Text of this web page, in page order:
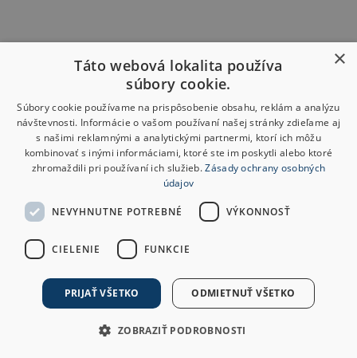
×
Táto webová lokalita používa
súbory cookie.
Súbory cookie používame na prispôsobenie obsahu, reklám a analýzu
návštevnosti. Informácie o vašom používaní našej stránky zdieľame aj
s našimi reklamnými a analytickými partnermi, ktorí ich môžu
kombinovať s inými informáciami, ktoré ste im poskytli alebo ktoré
zhromaždili pri používaní ich služieb.Zásady ochrany osobných
údajov
NEVYHNUTNE POTREBNÉ VÝKONNOSŤ
CIELENIE FUNKCIE
PRIJAŤ VŠETKO ODMIETNUŤ VŠETKO
ZOBRAZIŤ PODROBNOSTI